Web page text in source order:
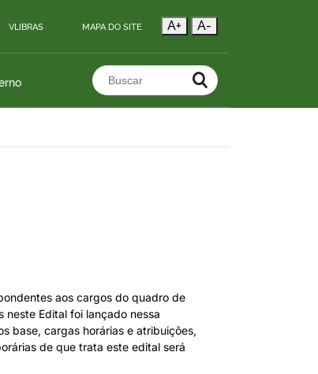
VLIBRAS MAPA DO SITE A+ A-
Buscar no portal
aos cargos do quadro de
Edital foi lançado nessa
base, cargas horárias e atribuições,
de que trata este edital será